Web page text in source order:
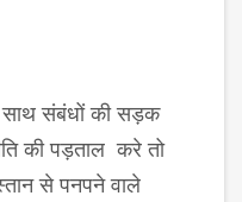
साथ संबंधों की सड़क
की पड़ताल करे तो
से पनपने वाले